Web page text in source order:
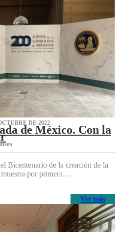
DE 2022
de México. Con la
Bicentenario de la creación de la
por primera…
Ver más